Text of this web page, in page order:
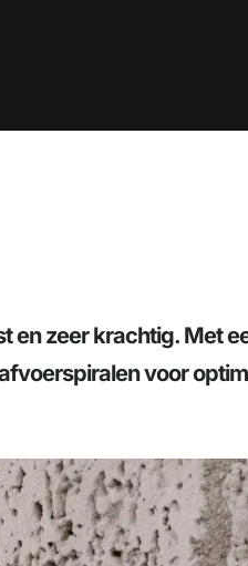
en zeer krachtig. Met
voor